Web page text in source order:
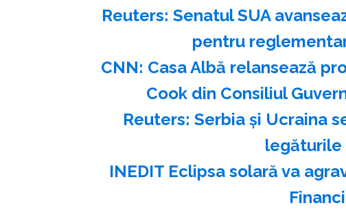
Reuters: Senatul SUA
pentru
CNN: Casa Albă relansează
Cook din Consiliul
Reuters: Serbia şi Ucraina
legăturile
INEDIT Eclipsa solară va